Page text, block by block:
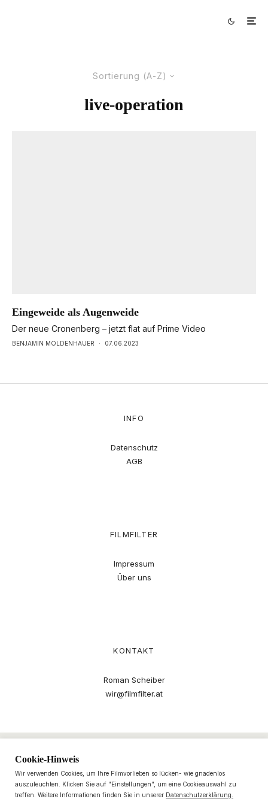
Sortierung (A-Z)
live-operation
Eingeweide als Augenweide
Der neue Cronenberg – jetzt flat auf Prime Video
BENJAMIN MOLDENHAUER · 07.06.2023
INFO
Datenschutz
AGB
FILMFILTER
Impressum
Über uns
KONTAKT
Roman Scheiber
wir@filmfilter.at
Cookie-Hinweis
Wir verwenden Cookies, um Ihre Filmvorlieben so lücken- wie gnadenlos
auszuleuchten. Klicken Sie auf "Einstellungen", um eine Cookieauswahl zu
treffen. Weitere Informationen finden Sie in unserer Datenschutzerklärung.